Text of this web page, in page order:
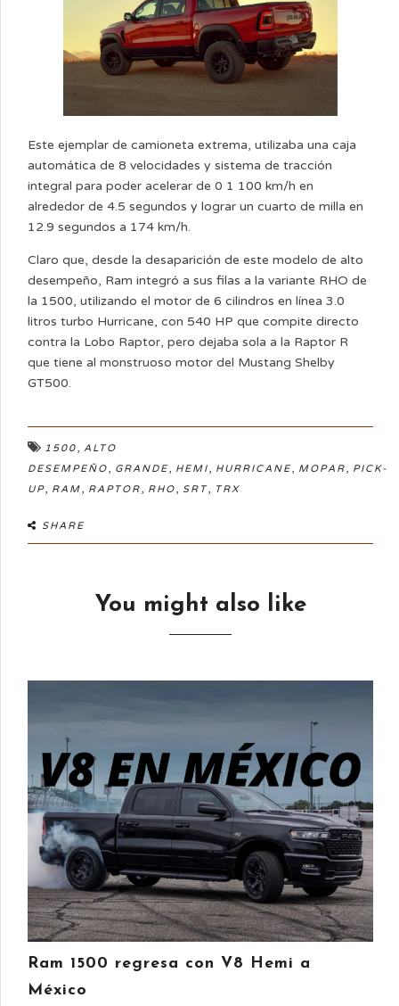
Este ejemplar de camioneta extrema, utilizaba una caja
automática de 8 velocidades y sistema de tracción
integral para poder acelerar de 0 1 100 km/h en
alrededor de 4.5 segundos y lograr un cuarto de milla en
12.9 segundos a 174 km/h.
Claro que, desde la desaparición de este modelo de alto
desempeño, Ram integró a sus filas a la variante RHO de
la 1500, utilizando el motor de 6 cilindros en línea 3.0
litros turbo Hurricane, con 540 HP que compite directo
contra la Lobo Raptor, pero dejaba sola a la Raptor R
que tiene al monstruoso motor del Mustang Shelby
GT500.
1500, ALTO
DESEMPEÑO, GRANDE, HEMI, HURRICANE, MOPAR, PICK-
UP, RAM, RAPTOR, RHO, SRT, TRX
SHARE
You might also like
Ram 1500 regresa con V8 Hemi a
México